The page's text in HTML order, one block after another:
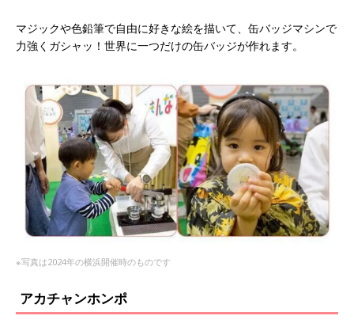
マジックや色鉛筆で自由に好きな絵を描いて、缶バッジマシンで
力強くガシャッ！世界に一つだけの缶バッジが作れます。
※写真は2024年の横浜開催時のものです
アカチャンホンポ